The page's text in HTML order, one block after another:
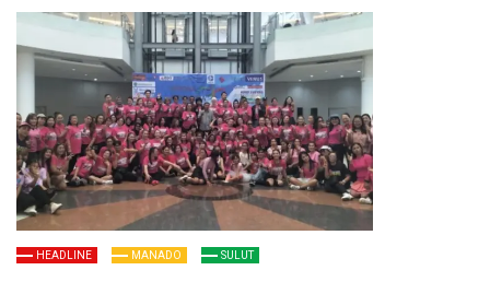
HEADLINE MANADO SULUT